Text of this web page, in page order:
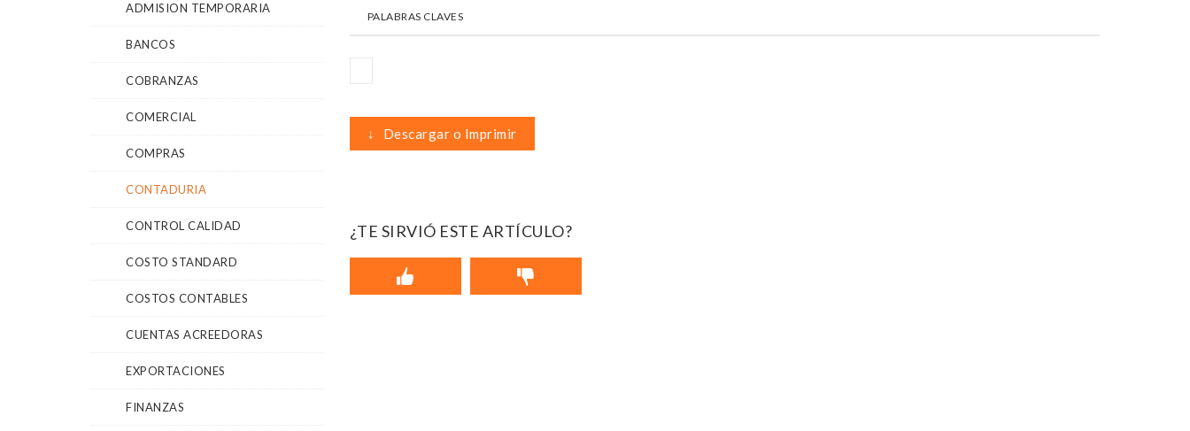
ADMISION TEMPORARIA
BANCOS
COBRANZAS
COMERCIAL
COMPRAS
CONTADURIA
CONTROL CALIDAD
COSTO STANDARD
COSTOS CONTABLES
CUENTAS ACREEDORAS
EXPORTACIONES
FINANZAS
PALABRAS CLAVES
↓ Descargar o Imprimir
¿TE SIRVIÓ ESTE ARTÍCULO?